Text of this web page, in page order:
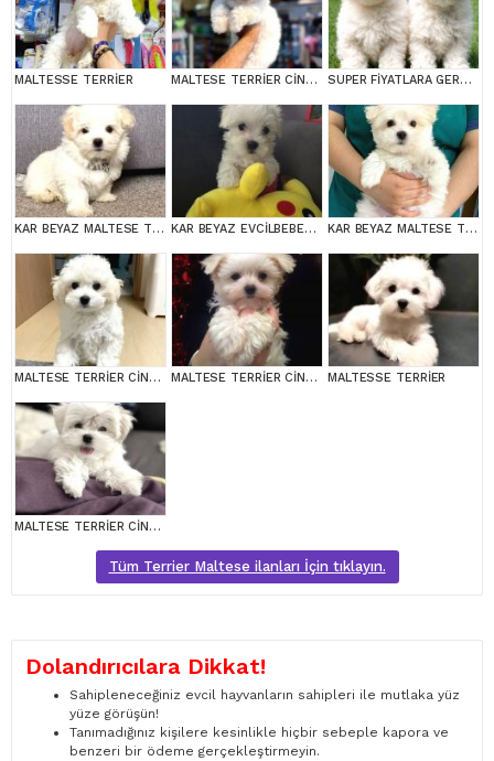
MALTESSE TERRİER MALTESE TERRİER CİNSİ YAVRULAR SUPER FİYATLARA GERÇEK MALTESE YAVRULAR
KAR BEYAZ MALTESE TERRİER CİNSLERİ KAR BEYAZ EVCİLBEBEKLER EV ÜRETİMİ MALTESSE TERRİER KAR BEYAZ MALTESE TERRİER CİNSLERİ
MALTESE TERRİER CİNSİ YAVRULAR MALTESE TERRİER CİNSİ YAVRULAR MALTESSE TERRİER
MALTESE TERRİER CİNSİ YAVRULAR
Tüm Terrier Maltese ilanları İçin tıklayın.
Dolandırıcılara Dikkat!
Sahipleneceğiniz evcil hayvanların sahipleri ile mutlaka yüz
yüze görüşün!
Tanımadığınız kişilere kesinlikle hiçbir sebeple kapora ve
benzeri bir ödeme gerçekleştirmeyin.